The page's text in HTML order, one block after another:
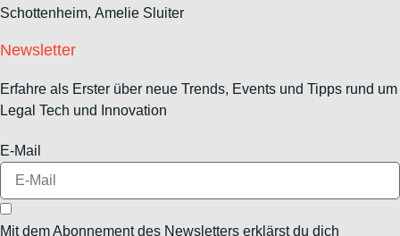
Schottenheim, Amelie Sluiter
Newsletter
Erfahre als Erster über neue Trends, Events und Tipps rund um
Legal Tech und Innovation
E-Mail
Mit dem Abonnement des Newsletters erklärst du dich